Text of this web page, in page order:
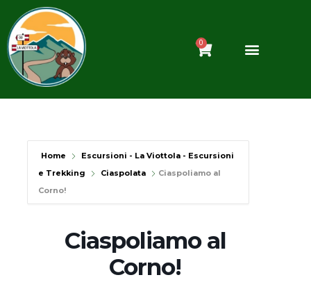
contenuto
0
Carrello
Home
Escursioni - La Viottola - Escursioni
e Trekking
Ciaspolata
Ciaspoliamo al
Corno!
Ciaspoliamo al
Corno!